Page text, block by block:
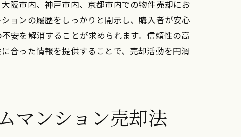
阪市内、神戸市内、京都市内での物件売却にお
ョンの履歴をしっかりと開示し、購入者が安心
安を解消することが求められます。信頼性の高
合った情報を提供することで、売却活動を円滑
マンション売却法